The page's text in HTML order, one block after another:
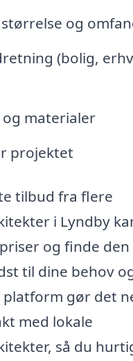
og
(bolig,
materialer
projektet
tilbud fra flere
i Lyndby
og finde den
til dine behov
platform gør det
med lokale
så du